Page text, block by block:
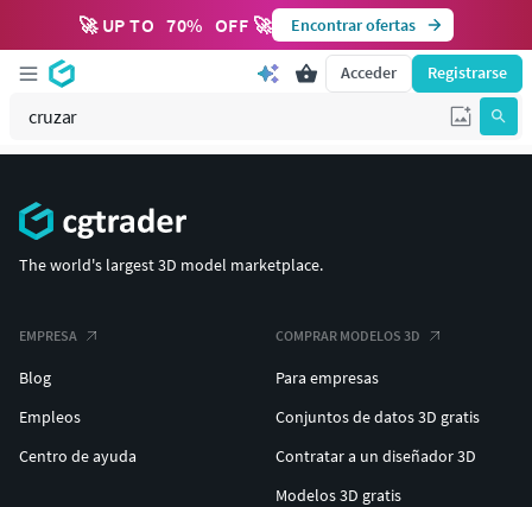
🚀 UP TO 70% OFF 🚀 Encontrar ofertas
Acceder Registrarse
The world's largest 3D model marketplace.
EMPRESA
Blog
Empleos
Centro de ayuda
COMPRAR MODELOS 3D
Para empresas
Conjuntos de datos 3D gratis
Contratar a un diseñador 3D
Modelos 3D gratis